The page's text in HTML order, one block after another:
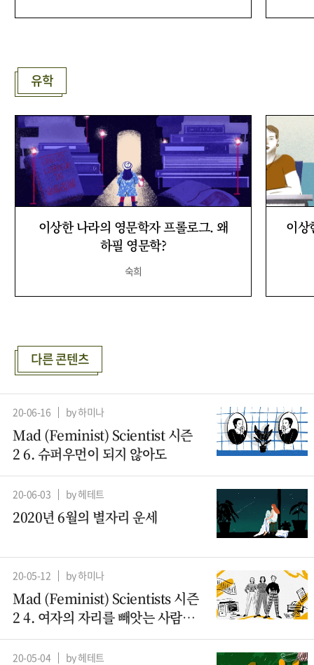
유학
이상한 나라의 영문학자 프롤로그. 왜
하필 영문학?
숙희
이상
다른 콘텐츠
20-06-16 by 하미나
Mad (Feminist) Scientist 시즌
2 6. 슈퍼우먼이 되지 않아도
20-06-03 by 헤테트
2020년 6월의 별자리 운세
20-05-12 by 하미나
Mad (Feminist) Scientists 시즌
2 4. 여자의 자리를 빼앗는 사람들
– 컴퓨터과학 (2)
20-05-04 by 헤테트